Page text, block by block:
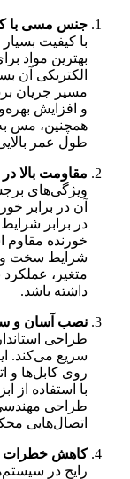
جنس مسی با
با کیفیت
بهترین مواد
الکتریکی آن
مسیر جریان
و افزایش
همچنین، مس
طول عمر
مقاومت بالا
آن در برابر
در برابر
خورنده
شرایط سخت و
متغیر،
داشته باشد.
نصب آسان و
طراحی
سریع می‌کند.
روی کابل‌ها و
با استفاده از
طراحی
اتصال‌هایی
کاهش خطرات
رایج در